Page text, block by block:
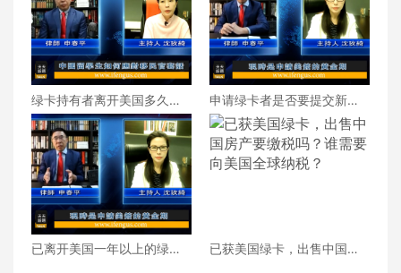
绿卡持有者离开美国多久可
能会被吊销绿卡？
申请绿卡者是否要提交新冠
疫苗接种证明？
已离开美国一年以上的绿卡
已获美国绿卡，出售中国房